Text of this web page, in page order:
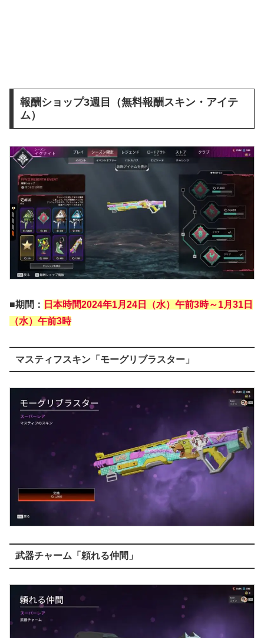
報酬ショップ3週目（無料報酬スキン・アイテ
ム）
■期間： 日本時間2024年1月24日（水）午前3時～1月31日
（水）午前3時
マスティフスキン「モーグリブラスター」
武器チャーム「頼れる仲間」